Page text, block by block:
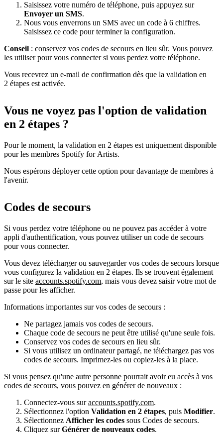
Saisissez votre numéro de téléphone, puis appuyez sur
Envoyer un SMS.
Nous vous enverrons un SMS avec un code à 6 chiffres.
Saisissez ce code pour terminer la configuration.
Conseil : conservez vos codes de secours en lieu sûr. Vous pouvez
les utiliser pour vous connecter si vous perdez votre téléphone.
Vous recevrez un e-mail de confirmation dès que la validation en
2 étapes est activée.
Vous ne voyez pas l'option de validation
en 2 étapes ?
Pour le moment, la validation en 2 étapes est uniquement disponible
pour les membres Spotify for Artists.
Nous espérons déployer cette option pour davantage de membres à
l'avenir.
Codes de secours
Si vous perdez votre téléphone ou ne pouvez pas accéder à votre
appli d'authentification, vous pouvez utiliser un code de secours
pour vous connecter.
Vous devez télécharger ou sauvegarder vos codes de secours lorsque
vous configurez la validation en 2 étapes. Ils se trouvent également
sur le site accounts.spotify.com, mais vous devez saisir votre mot de
passe pour les afficher.
Informations importantes sur vos codes de secours :
Ne partagez jamais vos codes de secours.
Chaque code de secours ne peut être utilisé qu'une seule fois.
Conservez vos codes de secours en lieu sûr.
Si vous utilisez un ordinateur partagé, ne téléchargez pas vos
codes de secours. Imprimez-les ou copiez-les à la place.
Si vous pensez qu'une autre personne pourrait avoir eu accès à vos
codes de secours, vous pouvez en générer de nouveaux :
Connectez-vous suraccounts.spotify.com.
Sélectionnez l'option Validation en 2 étapes, puis Modifier.
Sélectionnez Afficher les codes sous Codes de secours.
Cliquez surGénérer de nouveaux codes.